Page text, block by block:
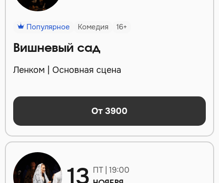
Популярное Комедия 16+
Вишневый сад
Ленком | Основная сцена
От 3900
13 ПТ | 19:00